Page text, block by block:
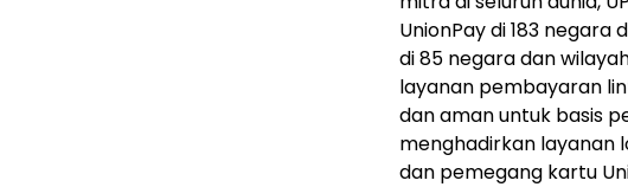
UnionPay di 183
di 85 negara dan
layanan pembayaran
dan aman untuk basis
menghadirkan layanan
dan pemegang kartu